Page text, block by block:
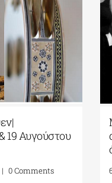
19 Αυγούστου
| 0 Comments